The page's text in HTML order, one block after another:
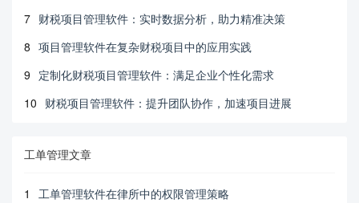
7 财税项目管理软件：实时数据分析，助力精准决策
8 项目管理软件在复杂财税项目中的应用实践
9 定制化财税项目管理软件：满足企业个性化需求
10 财税项目管理软件：提升团队协作，加速项目进展
工单管理文章
1
工单管理软件在律所中的权限管理策略